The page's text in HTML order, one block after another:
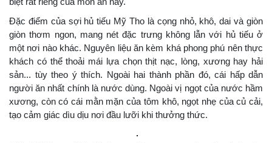
Đặc điểm của sợi hủ tiếu Mỹ Tho là cọng nhỏ, khô, dai và giòn
giòn thơm ngon, mang nét đặc trưng không lẫn với hủ tiếu ở
một nơi nào khác. Nguyên liệu ăn kèm khá phong phú nên thực
khách có thể thoải mái lựa chọn thịt nạc, lòng, xương hay hải
sản... tùy theo ý thích. Ngoài hai thành phần đó, cái hấp dẫn
người ăn nhất chính là nước dùng. Ngoài vị ngọt của nước hầm
xương, còn có cái mằn mặn của tôm khô, ngọt nhẹ của củ cải,
tạo cảm giác dìu dịu nơi đầu lưỡi khi thưởng thức.